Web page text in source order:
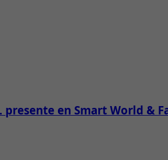
presente en Smart World &